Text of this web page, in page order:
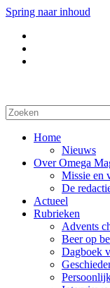
Spring naar inhoud
Home
Nieuws
Over Omega
Missie en
De
Actueel
Rubrieken
Advents
Beer op
Dagboek